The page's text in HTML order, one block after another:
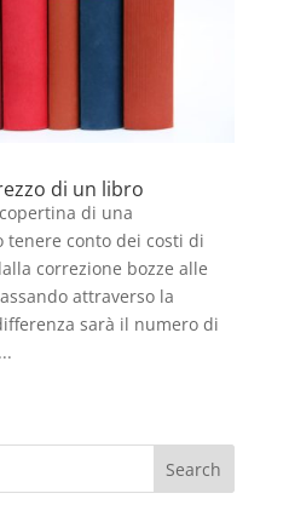
di un libro
di una
conto dei costi di
correzione bozze alle
attraverso la
sarà il numero di
Search